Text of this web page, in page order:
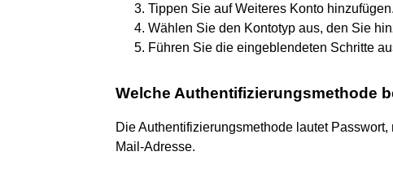
Tippen Sie auf Weiteres Konto hinzufügen.
Wählen Sie den Kontotyp aus, den Sie
Führen Sie die eingeblendeten Schritte
Welche Authentifizierungsmethode
Die Authentifizierungsmethode lautet
Mail-Adresse.